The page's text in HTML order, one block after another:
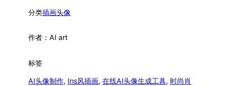
分类插画头像
作者： AI art
标签
AI头像制作, Ins风插画, 在线AI头像生成工具, 时尚肖